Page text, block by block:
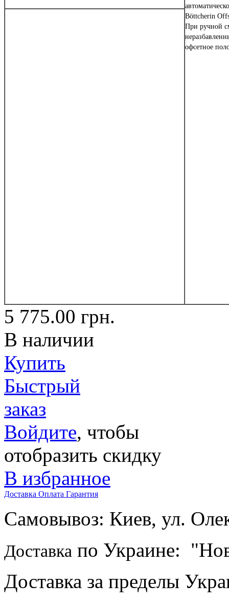
Böttcherin
При ручной
офсетное
5 775.00 грн.
В наличии
Купить
Быстрый
заказ
Войдите, чтобы
отобразить скидку
В избранное
Доставка Оплата Гарантия
Самовывоз: Киев, ул.
Доставка по Украине:
Доставка за пределы